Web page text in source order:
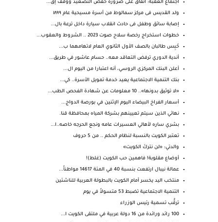
اجتماع العقبة: اتفاق على ضرورة خفض التصعيد ووقف إق...
ولد القديس فى مركز سمالوط من أسرة مسيحية عام ١٨٩٩
إصابة سائق وطفل فى حادث انقلاب سيارة داخل ترعة بال...
خطوات استخراج رخصة سلاح صوت 2023 .. الشروط والعقوب...
حُبِس طالبان بالصف الأول الثانوي العام لاتهامهما ب...
أندية الدوري ترفض التعاقد معه.. حسام عاشور في طريق...
أعلن البنك المركزي الروسي، أنه اعتبارا من اليوم ال...
بنك التنمية الاجتماعية يعيد خدمة تمويل الأسرة.. كي...
«لا توثيق بدونها».. 10 معلومات عن شهادة الفحص الطب...
أسعار الفراخ البيضاء اليوم الإثنين في بورصة الدواج...
نهائي الذين سيتم تعيينهم بشركة المياه بمحافظة قنا.
بشري ساره لأهالي العسيرات عامه ونجع الحرجه خاصه..ا...
تعتبر الكويت بالنسبة لنظام الحكم .. من 5 حروف
والدتي: «لن نتركَ الكويت»
أوضاع مقلوبة! فاهمين حب الكويت (غلط)!
عمالة نيبال ارتفعت بنسبة 40 في المئة 14617 مواطناً...
منتخب اليد يخسر أمام الكويت بالبطولة العربية للناشئين
التنمية الاجتماعية تضبط 53 متسولاً في يوم
ترقُّب تسمية رئيس الوزراء
100 رائد ورائدة من 16 دولة عربية في ملتقى الكويت ا...